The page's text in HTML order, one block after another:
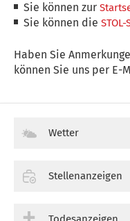
Sie können zur
Sie können die
Haben Sie
können Sie uns per E-
Wetter
Stellenanzeigen